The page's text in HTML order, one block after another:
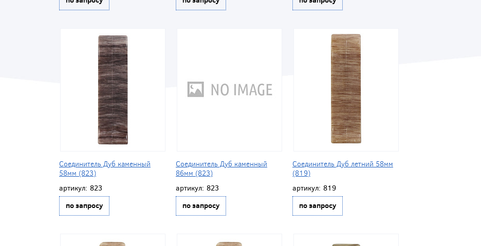
Соединитель Дуб каменный
58мм (823)
артикул: 823
по запросу
Соединитель Дуб каменный
86мм (823)
артикул: 823
по запросу
Соединитель Дуб летний 58мм
(819)
артикул: 819
по запросу